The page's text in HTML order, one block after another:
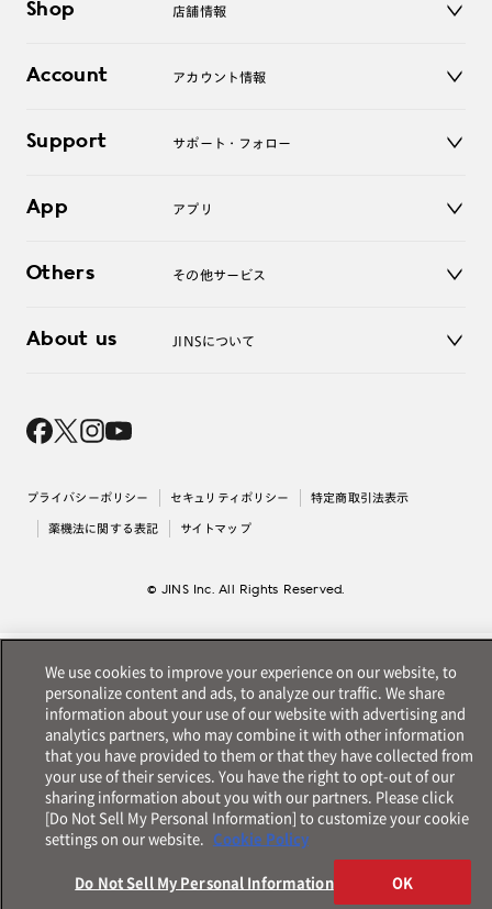
サングラス
コンタクトレンズ
アクセサリー
Shop 店舗情報
オンラインショップ
Account アカウント情報
ログアウト
Support サポート・フォロー
よくあるご質問
お問い合わせ
App アプリ
Others その他サービス
レンズ交換
About us JINSについて
採用情報
出店について
プライバシーポリシー セキュリティポリシー 特定商取引法表示
薬機法に関する表記 サイトマップ
© JINS Inc. All Rights Reserved.
We use cookies to improve your experience on our website, to
personalize content and ads, to analyze our traffic. We share
information about your use of our website with advertising and
analytics partners, who may combine it with other information
that you have provided to them or that they have collected from
your use of their services. You have the right to opt-out of our
sharing information about you with our partners. Please click
[Do Not Sell My Personal Information] to customize your cookie
settings on our website. Cookie Policy
Do Not Sell My Personal Information OK